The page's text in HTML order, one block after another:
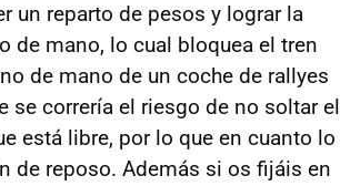
un reparto de pesos y lograr la
de mano, lo cual bloquea el tren
de mano de un coche de rallyes
se correría el riesgo de no soltar el
está libre, por lo que en cuanto lo
de reposo. Además si os fijáis en